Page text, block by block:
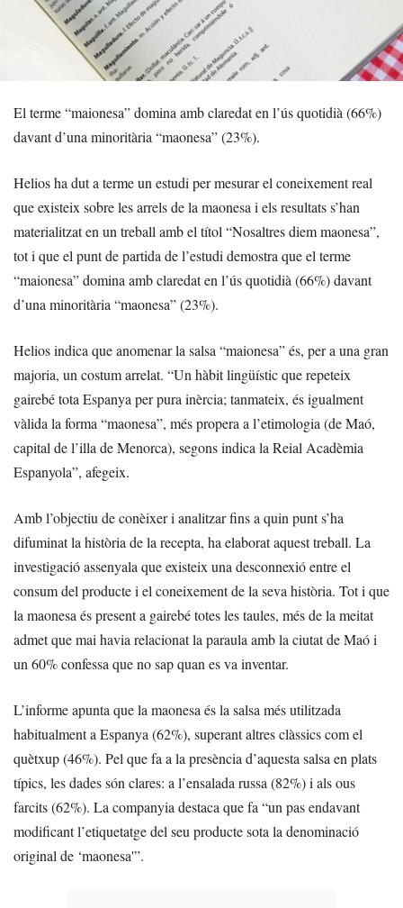
El terme “maionesa” domina amb claredat en l’ús quotidià (66%)
davant d’una minoritària “maonesa” (23%).
Helios ha dut a terme un estudi per mesurar el coneixement real
que existeix sobre les arrels de la maonesa i els resultats s’han
materialitzat en un treball amb el títol “Nosaltres diem maonesa”,
tot i que el punt de partida de l’estudi demostra que el terme
“maionesa” domina amb claredat en l’ús quotidià (66%) davant
d’una minoritària “maonesa” (23%).
Helios indica que anomenar la salsa “maionesa” és, per a una gran
majoria, un costum arrelat. “Un hàbit lingüístic que repeteix
gairebé tota Espanya per pura inèrcia; tanmateix, és igualment
vàlida la forma “maonesa”, més propera a l’etimologia (de Maó,
capital de l’illa de Menorca), segons indica la Reial Acadèmia
Espanyola”, afegeix.
Amb l’objectiu de conèixer i analitzar fins a quin punt s’ha
difuminat la història de la recepta, ha elaborat aquest treball. La
investigació assenyala que existeix una desconnexió entre el
consum del producte i el coneixement de la seva història. Tot i que
la maonesa és present a gairebé totes les taules, més de la meitat
admet que mai havia relacionat la paraula amb la ciutat de Maó i
un 60% confessa que no sap quan es va inventar.
L’informe apunta que la maonesa és la salsa més utilitzada
habitualment a Espanya (62%), superant altres clàssics com el
quètxup (46%). Pel que fa a la presència d’aquesta salsa en plats
típics, les dades són clares: a l’ensalada russa (82%) i als ous
farcits (62%). La companyia destaca que fa “un pas endavant
modificant l’etiquetatge del seu producte sota la denominació
original de ‘maonesa'”.